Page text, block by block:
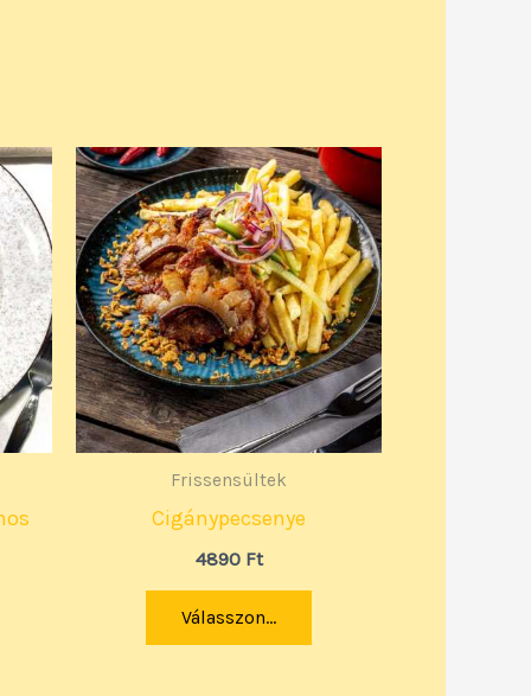
Frissensültek
Cigánypecsenye
4890 Ft
Válasszon...